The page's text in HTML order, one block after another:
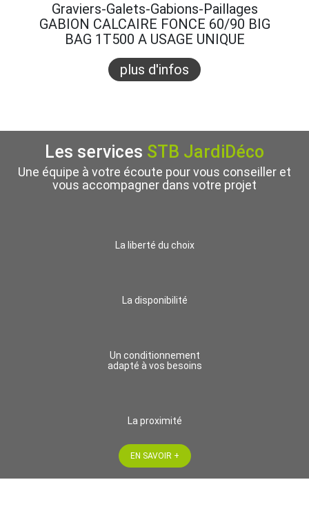
Graviers-Galets-Gabions-Paillages
GABION CALCAIRE FONCE 60/90 BIG
BAG 1T500 A USAGE UNIQUE
plus d'infos
Les services STB JardiDéco
Une équipe à votre écoute pour vous conseiller et
vous accompagner dans votre projet
La liberté du choix
La disponibilité
Un conditionnement
adapté à vos besoins
La proximité
EN SAVOIR +